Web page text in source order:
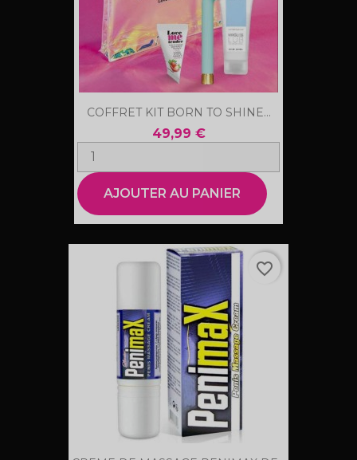
COFFRET KIT BORN TO SHINE...
49,99 €
AJOUTER AU PANIER
favorite_border